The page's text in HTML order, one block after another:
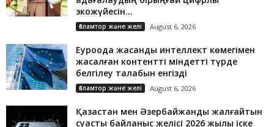
экожүйесін...
Ғаламтор және желі August 6, 2026
Еуроодақ жасанды интеллект көмегімен
жасалған контентті міндетті түрде
белгілеу талабын енгізді
Ғаламтор және желі August 6, 2026
Қазақстан мен Әзербайжанды жалғайтын
суасты байланыс желісі 2026 жылы іске